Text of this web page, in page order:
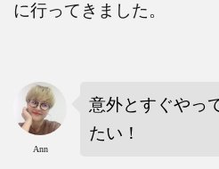
に行ってきました。
Ann
意外とすぐやっ
たい！